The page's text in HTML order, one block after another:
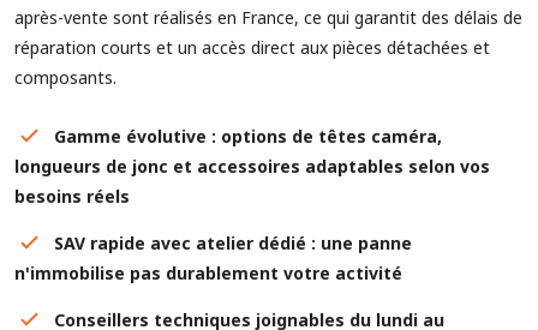
après-vente sont réalisés en France, ce qui garantit des délais de
réparation courts et un accès direct aux pièces détachées et
composants.
Gamme évolutive : options de têtes caméra,
longueurs de jonc et accessoires adaptables selon vos
besoins réels
SAV rapide avec atelier dédié : une panne
n'immobilise pas durablement votre activité
Conseillers techniques joignables du lundi au